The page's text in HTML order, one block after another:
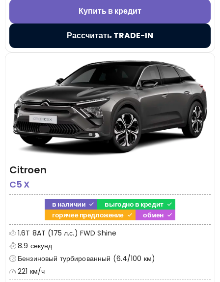
Купить в кредит
Рассчитать TRADE-IN
Citroen
C5 X
в наличии
выгодно в кредит
горячее предложение
обмен
1.6T 8AT (175 л.с.) FWD Shine
8.9 секунд
Бензиновый турбированный (6.4/100 км)
221 км/ч